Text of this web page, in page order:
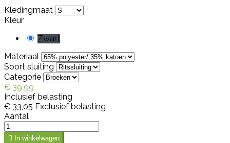
Kledingmaat
Kleur
Zwart
Materiaal
Soort sluiting
Categorie
€ 39,99
Inclusief belasting
€ 33,05 Exclusief belasting
Aantal
 In winkelwagen